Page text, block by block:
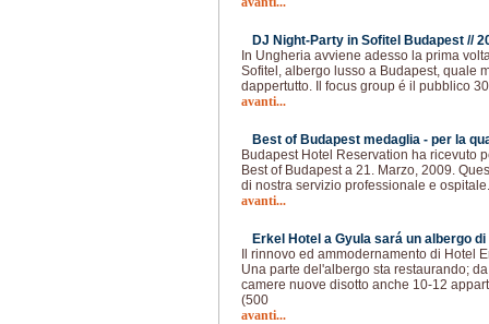
DJ Night-Party in Sofitel Budapest //
In Ungheria avviene adesso la prima
Sofitel, albergo lusso a Budapest, quale
dappertutto. Il focus group é il pubblico
avanti...
Best of Budapest medaglia - per la
Budapest Hotel Reservation ha ricevuto
Best of Budapest a 21. Marzo, 2009.
di nostra servizio professionale e
avanti...
Erkel Hotel a Gyula sará un albergo
Il rinnovo ed ammodernamento di Hotel
Una parte del'albergo sta restaurando;
camere nuove disotto anche 10-12
(500
avanti...